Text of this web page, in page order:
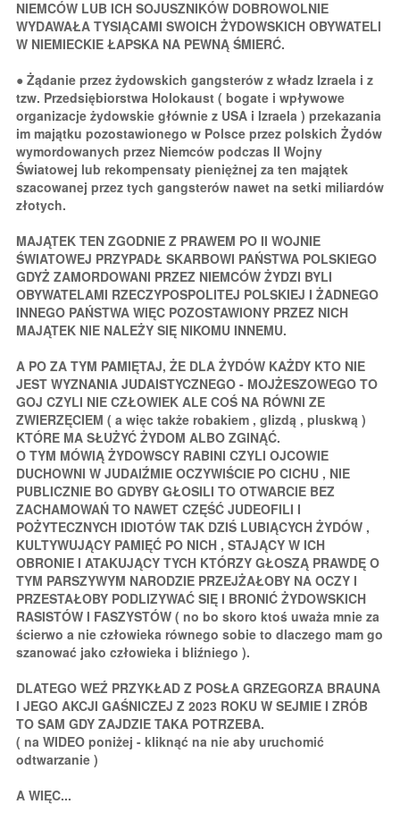
NIEMCÓW LUB ICH SOJUSZNIKÓW DOBROWOLNIE
WYDAWAŁA TYSIĄCAMI SWOICH ŻYDOWSKICH OBYWATELI
W NIEMIECKIE ŁAPSKA NA PEWNĄ ŚMIERĆ.
● Żądanie przez żydowskich gangsterów z władz Izraela i z
tzw. Przedsiębiorstwa Holokaust ( bogate i wpływowe
organizacje żydowskie głównie z USA i Izraela ) przekazania
im majątku pozostawionego w Polsce przez polskich Żydów
wymordowanych przez Niemców podczas II Wojny
Światowej lub rekompensaty pieniężnej za ten majątek
szacowanej przez tych gangsterów nawet na setki miliardów
złotych.
MAJĄTEK TEN ZGODNIE Z PRAWEM PO II WOJNIE
ŚWIATOWEJ PRZYPADŁ SKARBOWI PAŃSTWA POLSKIEGO
GDYŻ ZAMORDOWANI PRZEZ NIEMCÓW ŻYDZI BYLI
OBYWATELAMI RZECZYPOSPOLITEJ POLSKIEJ I ŻADNEGO
INNEGO PAŃSTWA WIĘC POZOSTAWIONY PRZEZ NICH
MAJĄTEK NIE NALEŻY SIĘ NIKOMU INNEMU.
A PO ZA TYM PAMIĘTAJ, ŻE DLA ŻYDÓW KAŻDY KTO NIE
JEST WYZNANIA JUDAISTYCZNEGO - MOJŻESZOWEGO TO
GOJ CZYLI NIE CZŁOWIEK ALE COŚ NA RÓWNI ZE
ZWIERZĘCIEM ( a więc także robakiem , glizdą , pluskwą )
KTÓRE MA SŁUŻYĆ ŻYDOM ALBO ZGINĄĆ.
O TYM MÓWIĄ ŻYDOWSCY RABINI CZYLI OJCOWIE
DUCHOWNI W JUDAIŹMIE OCZYWIŚCIE PO CICHU , NIE
PUBLICZNIE BO GDYBY GŁOSILI TO OTWARCIE BEZ
ZACHAMOWAŃ TO NAWET CZĘŚĆ JUDEOFILI I
POŻYTECZNYCH IDIOTÓW TAK DZIŚ LUBIĄCYCH ŻYDÓW ,
KULTYWUJĄCY PAMIĘĆ PO NICH , STAJĄCY W ICH
OBRONIE I ATAKUJĄCY TYCH KTÓRZY GŁOSZĄ PRAWDĘ O
TYM PARSZYWYM NARODZIE PRZEJŻAŁOBY NA OCZY I
PRZESTAŁOBY PODLIZYWAĆ SIĘ I BRONIĆ ŻYDOWSKICH
RASISTÓW I FASZYSTÓW ( no bo skoro ktoś uważa mnie za
ścierwo a nie człowieka równego sobie to dlaczego mam go
szanować jako człowieka i bliźniego ).
DLATEGO WEŹ PRZYKŁAD Z POSŁA GRZEGORZA BRAUNA
I JEGO AKCJI GAŚNICZEJ Z 2023 ROKU W SEJMIE I ZRÓB
TO SAM GDY ZAJDZIE TAKA POTRZEBA.
( na WIDEO poniżej - kliknąć na nie aby uruchomić
odtwarzanie )
A WIĘC...